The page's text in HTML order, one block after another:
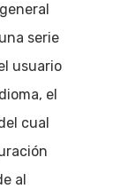
serie
usuario
el
cual
al